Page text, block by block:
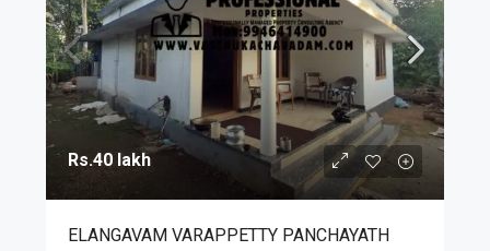
Rs.40 lakh
ELANGAVAM VARAPPETTY PANCHAYATH